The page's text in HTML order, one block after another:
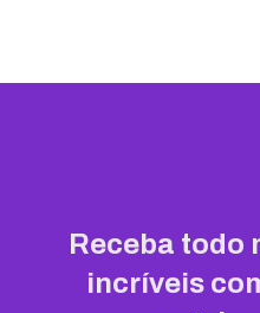
Receba todo
incríveis